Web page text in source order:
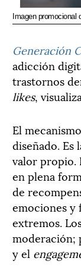
Imagen
Generación
adicción
trastornos
likes,
El
diseñado. Es
valor propio.
en plena
de
emociones y
extremos.
moderación;
y el